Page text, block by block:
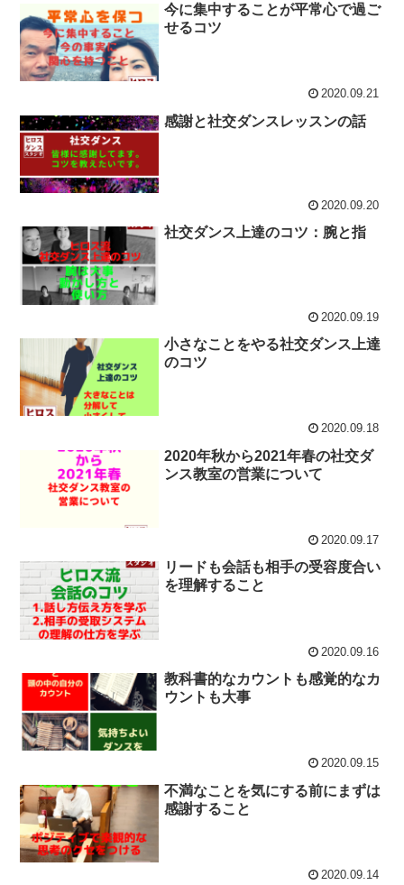
今に集中することが平常心で過ご
せるコツ
2020.09.21
感謝と社交ダンスレッスンの話
2020.09.20
社交ダンス上達のコツ：腕と指
2020.09.19
小さなことをやる社交ダンス上達
のコツ
2020.09.18
2020年秋から2021年春の社交ダ
ンス教室の営業について
2020.09.17
リードも会話も相手の受容度合い
を理解すること
2020.09.16
教科書的なカウントも感覚的なカ
ウントも大事
2020.09.15
不満なことを気にする前にまずは
感謝すること
2020.09.14